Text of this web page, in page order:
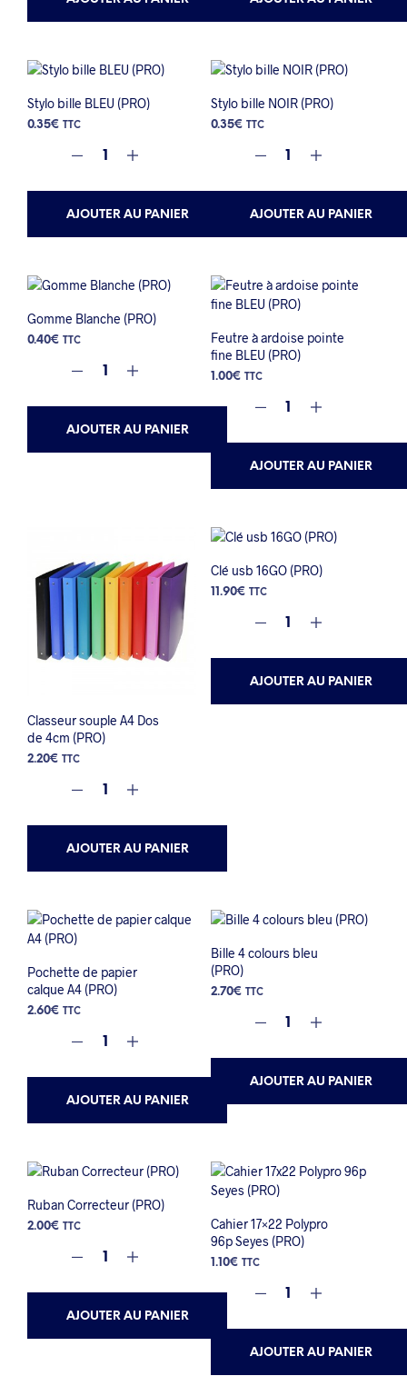
Stylo bille BLEU (PRO)
0.35€ TTC
AJOUTER AU PANIER
Stylo bille NOIR (PRO)
0.35€ TTC
AJOUTER AU PANIER
Gomme Blanche (PRO)
0.40€ TTC
AJOUTER AU PANIER
Feutre à ardoise pointe
fine BLEU (PRO)
1.00€ TTC
AJOUTER AU PANIER
Classeur souple A4 Dos
de 4cm (PRO)
2.20€ TTC
AJOUTER AU PANIER
Clé usb 16GO (PRO)
11.90€ TTC
AJOUTER AU PANIER
Pochette de papier
calque A4 (PRO)
2.60€ TTC
AJOUTER AU PANIER
Bille 4 colours bleu
(PRO)
2.70€ TTC
AJOUTER AU PANIER
Ruban Correcteur (PRO)
2.00€ TTC
AJOUTER AU PANIER
Cahier 17×22 Polypro
96p Seyes (PRO)
1.10€ TTC
AJOUTER AU PANIER